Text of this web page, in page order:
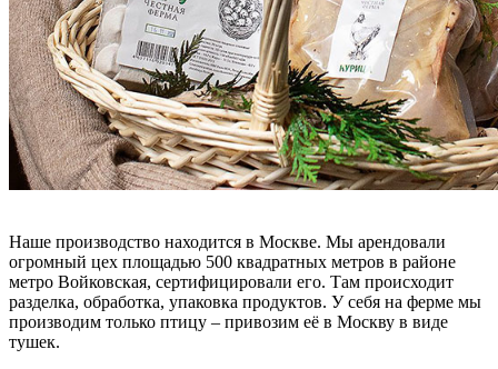
Наше производство находится в Москве. Мы арендовали
огромный цех площадью 500 квадратных метров в районе
метро Войковская, сертифицировали его. Там происходит
разделка, обработка, упаковка продуктов. У себя на ферме мы
производим только птицу – привозим её в Москву в виде
тушек.